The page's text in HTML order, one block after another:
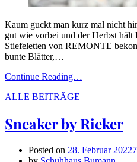
Kaum guckt man kurz mal nicht
gut wie vorbei und der Herbst hält
Stiefeletten von REMONTE
bunte Blätter,…
Continue Reading…
ALLE BEITRÄGE
Sneaker by Rieker
Posted on 28. Februar 2022